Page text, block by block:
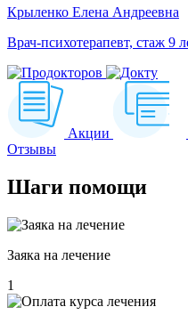
Крыленко Елена Андреевна
Врач-психотерапевт, стаж 9
Акции
Отзывы
Шаги помощи
Заяка на лечение
1